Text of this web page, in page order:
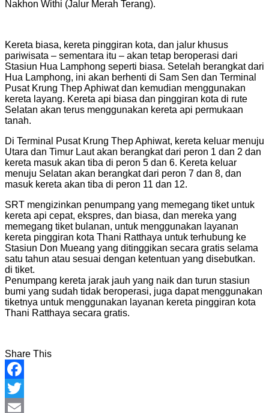
Nakhon Withi (Jalur Merah Terang).
Kereta biasa, kereta pinggiran kota, dan jalur khusus
pariwisata – sementara itu – akan tetap beroperasi dari
Stasiun Hua Lamphong seperti biasa. Setelah berangkat dari
Hua Lamphong, ini akan berhenti di Sam Sen dan Terminal
Pusat Krung Thep Aphiwat dan kemudian menggunakan
kereta layang. Kereta api biasa dan pinggiran kota di rute
Selatan akan terus menggunakan kereta api permukaan
tanah.
Di Terminal Pusat Krung Thep Aphiwat, kereta keluar menuju
Utara dan Timur Laut akan berangkat dari peron 1 dan 2 dan
kereta masuk akan tiba di peron 5 dan 6. Kereta keluar
menuju Selatan akan berangkat dari peron 7 dan 8, dan
masuk kereta akan tiba di peron 11 dan 12.
SRT mengizinkan penumpang yang memegang tiket untuk
kereta api cepat, ekspres, dan biasa, dan mereka yang
memegang tiket bulanan, untuk menggunakan layanan
kereta pinggiran kota Thani Ratthaya untuk terhubung ke
Stasiun Don Mueang yang ditinggikan secara gratis selama
satu tahun atau sesuai dengan ketentuan yang disebutkan.
di tiket.
Penumpang kereta jarak jauh yang naik dan turun stasiun
bumi yang sudah tidak beroperasi, juga dapat menggunakan
tiketnya untuk menggunakan layanan kereta pinggiran kota
Thani Ratthaya secara gratis.
Share This
Facebook
Twitter